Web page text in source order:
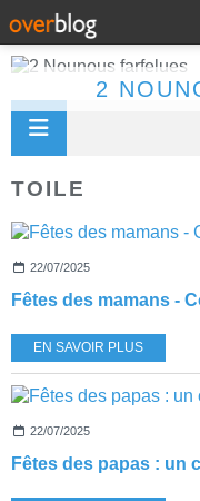
2
TOILE
22/07/2025
Fêtes des mamans -
EN SAVOIR PLUS
22/07/2025
Fêtes des papas : un